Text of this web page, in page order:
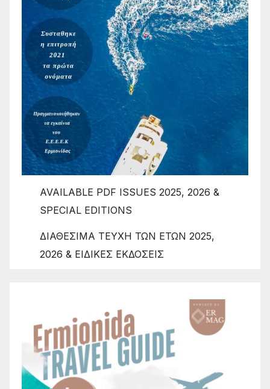
AVAILABLE PDF ISSUES 2025, 2026 &
SPECIAL EDITIONS
ΔΙΑΘΕΣΙΜΑ ΤΕΥΧΗ ΤΩΝ ΕΤΩΝ 2025,
2026 & ΕΙΔΙΚΕΣ ΕΚΔΟΣΕΙΣ